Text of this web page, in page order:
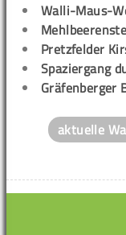
Walli-Maus-
Pretzfelder
Spaziergang
Gräfenberger
aktuelle